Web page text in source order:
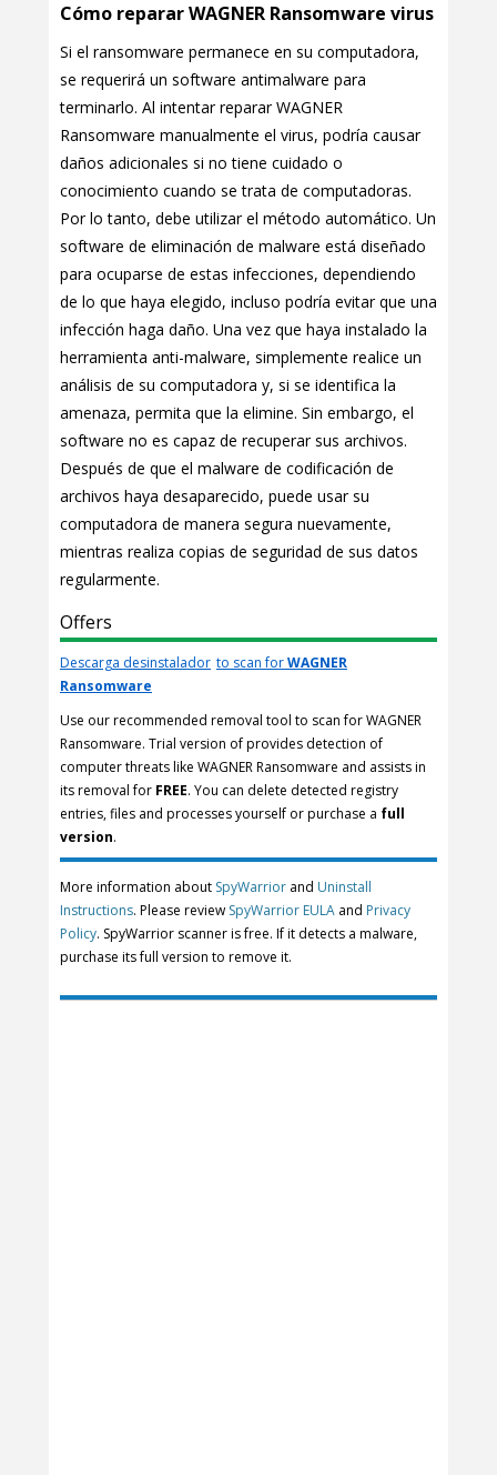
Cómo reparar WAGNER Ransomware virus
Si el ransomware permanece en su computadora,
se requerirá un software antimalware para
terminarlo. Al intentar reparar WAGNER
Ransomware manualmente el virus, podría causar
daños adicionales si no tiene cuidado o
conocimiento cuando se trata de computadoras.
Por lo tanto, debe utilizar el método automático. Un
software de eliminación de malware está diseñado
para ocuparse de estas infecciones, dependiendo
de lo que haya elegido, incluso podría evitar que una
infección haga daño. Una vez que haya instalado la
herramienta anti-malware, simplemente realice un
análisis de su computadora y, si se identifica la
amenaza, permita que la elimine. Sin embargo, el
software no es capaz de recuperar sus archivos.
Después de que el malware de codificación de
archivos haya desaparecido, puede usar su
computadora de manera segura nuevamente,
mientras realiza copias de seguridad de sus datos
regularmente.
Offers
Descarga desinstalador to scan forWAGNER
Ransomware
Use our recommended removal tool to scan for WAGNER
Ransomware. Trial version of provides detection of
computer threats like WAGNER Ransomware and assists in
its removal for FREE. You can delete detected registry
entries, files and processes yourself or purchase a full
version.
More information about SpyWarrior and Uninstall
Instructions. Please review SpyWarrior EULA and Privacy
Policy. SpyWarrior scanner is free. If it detects a malware,
purchase its full version to remove it.